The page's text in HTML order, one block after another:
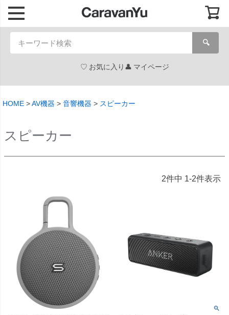
🔍
お気に入り マイページ
HOME AV機器 音響機器 スピーカー
スピーカー
2件中 1-2件表示